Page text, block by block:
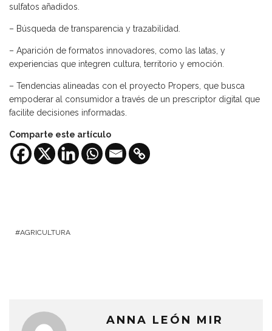
sulfatos añadidos.
– Búsqueda de transparencia y trazabilidad.
– Aparición de formatos innovadores, como las latas, y
experiencias que integren cultura, territorio y emoción.
– Tendencias alineadas con el proyecto Propers, que busca
empoderar al consumidor a través de un prescriptor digital que
facilite decisiones informadas.
Comparte este artículo
AGRICULTURA
ANNA LEÓN MIR